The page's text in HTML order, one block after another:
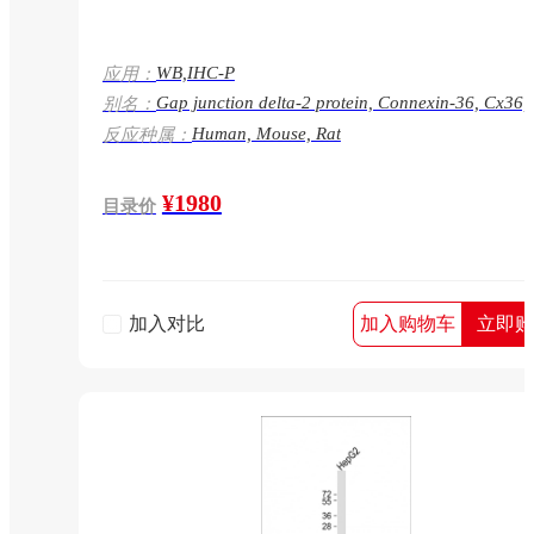
应用： WB,IHC-P
别名： Gap junction delta-2 protein, Connexin-36, Cx36,
junction alpha-9 protein, GJD2, GJA9
反应种属： Human, Mouse, Rat
目录价 ¥1980
加入对比 加入购物车 立即